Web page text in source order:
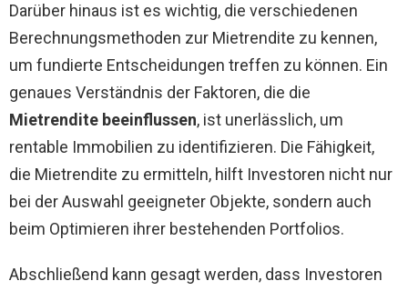
Darüber hinaus ist es wichtig, die verschiedenen
Berechnungsmethoden zur Mietrendite zu kennen,
um fundierte Entscheidungen treffen zu können. Ein
genaues Verständnis der Faktoren, die die
Mietrendite beeinflussen, ist unerlässlich, um
rentable Immobilien zu identifizieren. Die Fähigkeit,
die Mietrendite zu ermitteln, hilft Investoren nicht nur
bei der Auswahl geeigneter Objekte, sondern auch
beim Optimieren ihrer bestehenden Portfolios.
Abschließend kann gesagt werden, dass Investoren